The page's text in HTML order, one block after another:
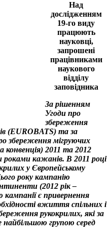
Над
дослідженням
19-го виду
працюють
науковці,
запрошені
працівниками
наукового
відділу
заповідника
За рішенням
Угоди про
збереження
(EUROBATS) та за
збереження мігруючих
конвенція) 2011 та 2012
кажанів. В 2011 році
у Європейському
року кампанію
(2012 рік –
є привернення
вжиття спільних і
рукокрилих, які за
групою серед